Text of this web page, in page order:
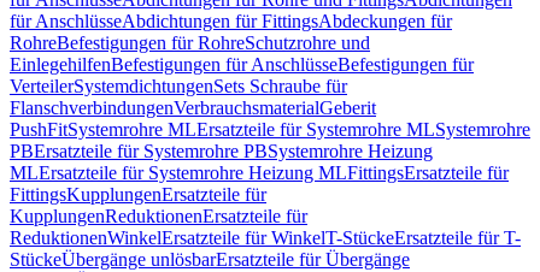
für AnschlüsseAbdichtungen für FittingsAbdeckungen für
RohreBefestigungen für RohreSchutzrohre und
EinlegehilfenBefestigungen für AnschlüsseBefestigungen für
VerteilerSystemdichtungenSets Schraube für
FlanschverbindungenVerbrauchsmaterialGeberit
PushFitSystemrohre MLErsatzteile für Systemrohre MLSystemrohre
PBErsatzteile für Systemrohre PBSystemrohre Heizung
MLErsatzteile für Systemrohre Heizung MLFittingsErsatzteile für
FittingsKupplungenErsatzteile für
KupplungenReduktionenErsatzteile für
ReduktionenWinkelErsatzteile für WinkelT-StückeErsatzteile für T-
StückeÜbergänge unlösbarErsatzteile für Übergänge